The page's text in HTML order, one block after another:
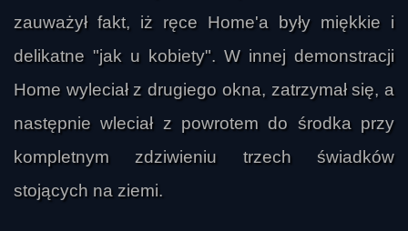
zauważył fakt, iż ręce Home'a były miękkie i
delikatne "jak u kobiety". W innej demonstracji
Home wyleciał z drugiego okna, zatrzymał się, a
następnie wleciał z powrotem do środka przy
kompletnym zdziwieniu trzech świadków
stojących na ziemi.